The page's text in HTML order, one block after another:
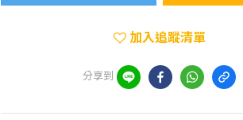
加入追蹤清單
分享到